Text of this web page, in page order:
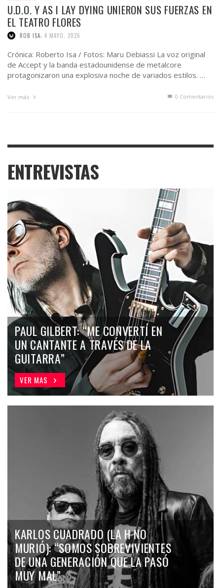
U.D.O. Y AS I LAY DYING UNIERON SUS FUERZAS EN
EL TEATRO FLORES
ROB ISA 4 MAYO, 2026
Crónica: Roberto Isa / Fotos: Maru Debiassi La voz original
de Accept y la banda estadounidense de metalcore
protagonizaron una explosiva noche de variados estilos. …
Ver más 0 Comentarios
ENTREVISTAS
PAUL GILBERT: “ME CONVERTÍ EN
UN CANTANTE A TRAVÉS DE LA
GUITARRA”
VER MAS
KARLOS CUADRADO (LA H NO
MURIÓ): “SOMOS SOBREVIVIENTES
DE UNA GENERACIÓN QUE LA PASÓ
MUY MAL”